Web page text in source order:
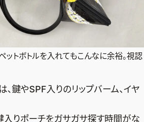
ットボトルを入れてもこんなに余裕。視認
鍵やSPF入りのリップバーム、イヤ
入りポーチをガサガサ探す時間がな